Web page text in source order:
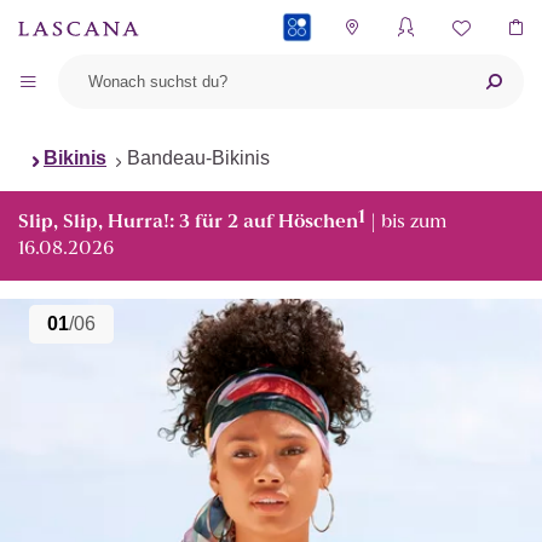
Bikinis Bandeau-Bikinis
Slip, Slip, Hurra!: 3 für 2 auf Höschen1 | bis zum
16.08.2026
01/06